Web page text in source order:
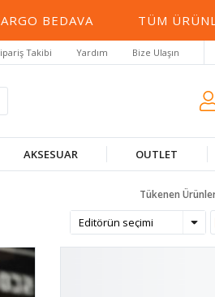
TÜM ÜRÜNLERDE %50
Takibi Yardım Bize Ulaşın
AKSESUAR OUTLET
Tükenen